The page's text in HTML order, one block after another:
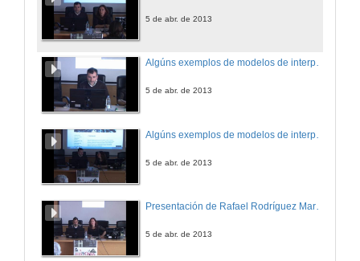
5 de abr. de 2013
Algúns exemplos de modelos de interpretación de patrimonio
5 de abr. de 2013
5 de abr. de 2013
Presentación de Rafael Rodríguez Martínez
5 de abr. de 2013